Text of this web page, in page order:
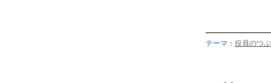
テーマ： 役員のつ